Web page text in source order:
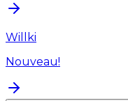
Willki
Nouveau!